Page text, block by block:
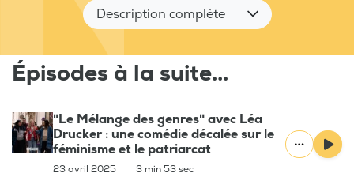
Description complète
Épisodes à la suite...
"Le Mélange des genres" avec Léa
Drucker : une comédie décalée sur le
féminisme et le patriarcat
23 avril 2025 3 min 53 sec